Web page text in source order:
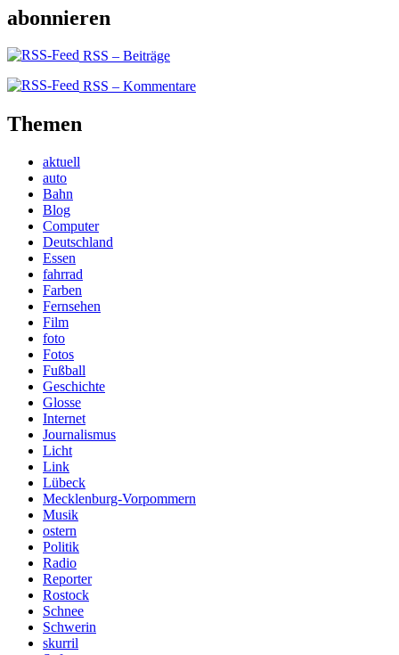
abonnieren
RSS – Beiträge
RSS – Kommentare
Themen
aktuell
auto
Bahn
Blog
Computer
Deutschland
Essen
fahrrad
Farben
Fernsehen
Film
foto
Fotos
Fußball
Geschichte
Glosse
Internet
Journalismus
Licht
Link
Lübeck
Mecklenburg-Vorpommern
Musik
ostern
Politik
Radio
Reporter
Rostock
Schnee
Schwerin
skurril